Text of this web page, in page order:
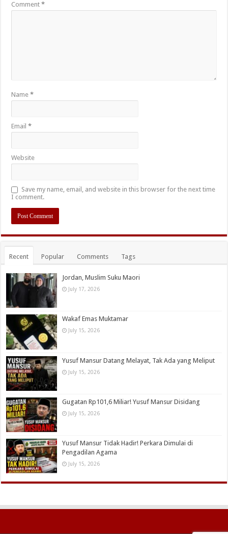
Comment*
Name*
Email*
Website
Save my name, email, and website in this browser for the next time
I comment.
Recent Popular Comments Tags
Jordan, Muslim Suku Maori
July 17, 2026
Wakaf Emas Muktamar
July 15, 2026
Yusuf Mansur Datang Melayat, Tak Ada yang Meliput
July 15, 2026
Gugatan Rp101,6 Miliar! Yusuf Mansur Disidang
July 15, 2026
Yusuf Mansur Tidak Hadir! Perkara Dimulai di
Pengadilan Agama
July 15, 2026